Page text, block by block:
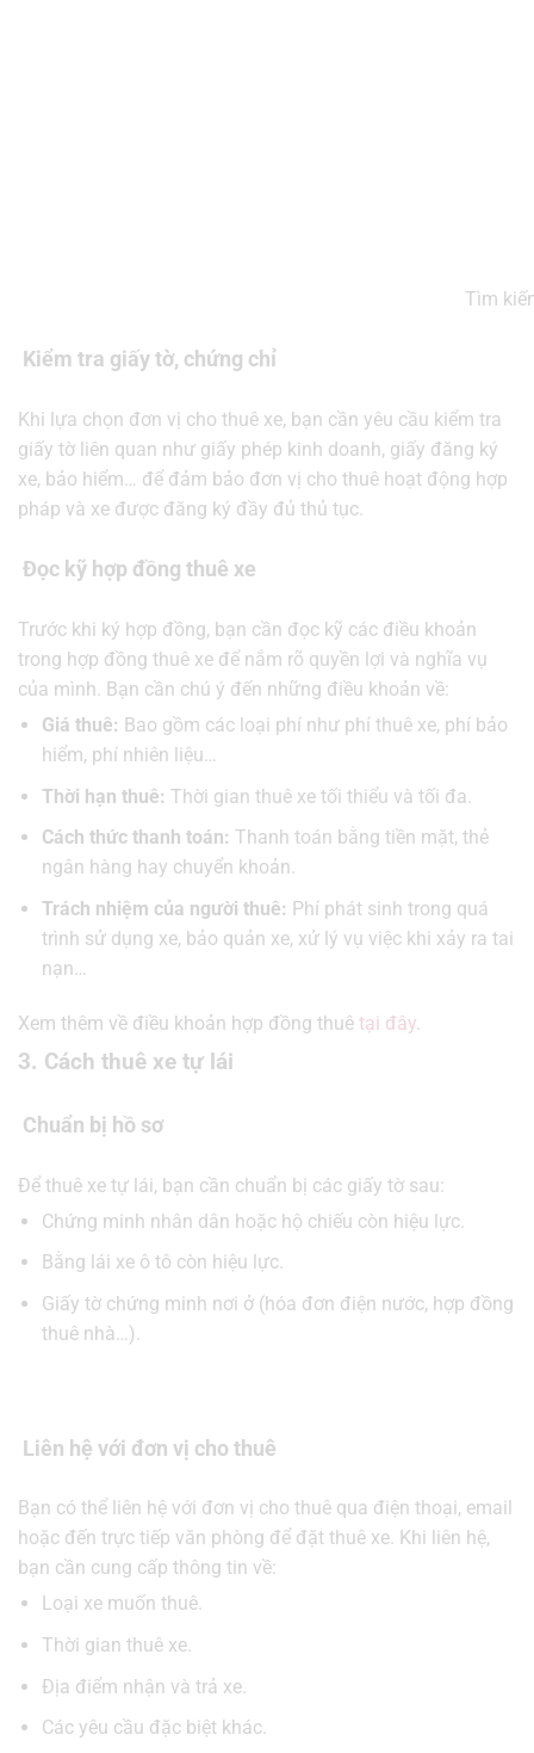
Tìm
Kiểm tra giấy tờ, chứng chỉ
Khi lựa chọn đơn vị cho thuê xe, bạn cần yêu cầu kiểm tra
giấy tờ liên quan như giấy phép kinh doanh, giấy đăng ký
xe, bảo hiểm… để đảm bảo đơn vị cho thuê hoạt động hợp
pháp và xe được đăng ký đầy đủ thủ tục.
Đọc kỹ hợp đồng thuê xe
Trước khi ký hợp đồng, bạn cần đọc kỹ các điều khoản
trong hợp đồng thuê xe để nắm rõ quyền lợi và nghĩa vụ
của mình. Bạn cần chú ý đến những điều khoản về:
Giá thuê: Bao gồm các loại phí như phí thuê xe, phí bảo
hiểm, phí nhiên liệu…
Thời hạn thuê: Thời gian thuê xe tối thiểu và tối đa.
Cách thức thanh toán: Thanh toán bằng tiền mặt, thẻ
ngân hàng hay chuyển khoản.
Trách nhiệm của người thuê: Phí phát sinh trong quá
trình sử dụng xe, bảo quản xe, xử lý vụ việc khi xảy ra tai
nạn…
Xem thêm về điều khoản hợp đồng thuê tại đây
3. Cách thuê xe tự lái
Chuẩn bị hồ sơ
Để thuê xe tự lái, bạn cần chuẩn bị các giấy tờ sau:
Chứng minh nhân dân hoặc hộ chiếu còn hiệu lực.
Bằng lái xe ô tô còn hiệu lực.
Giấy tờ chứng minh nơi ở (hóa đơn điện nước, hợp đồng
thuê nhà…).
Liên hệ với đơn vị cho thuê
Bạn có thể liên hệ với đơn vị cho thuê qua điện thoại, email
hoặc đến trực tiếp văn phòng để đặt thuê xe. Khi liên hệ,
bạn cần cung cấp thông tin về:
Loại xe muốn thuê.
Thời gian thuê xe.
Địa điểm nhận và trả xe.
Các yêu cầu đặc biệt khác.